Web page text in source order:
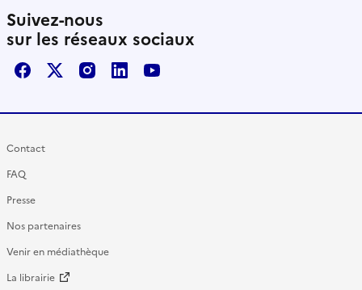
Suivez-nous
sur les réseaux sociaux
FacebookX / TwitterInstagram
LinkedInYoutube
Contact
FAQ
Presse
Nos partenaires
Venir en médiathèque
La librairie